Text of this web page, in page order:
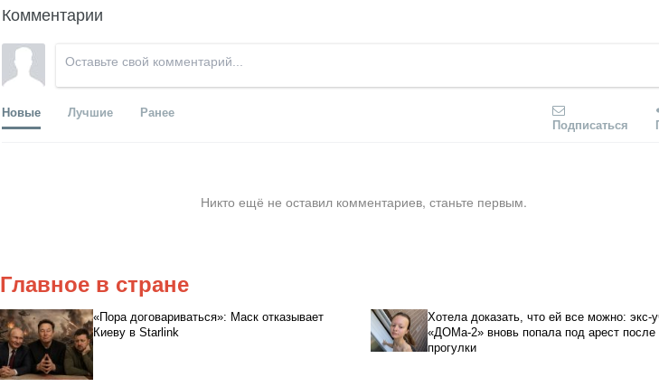
Комментарии
Новые Лучшие Ранее
Подписаться
Никто ещё не оставил комментариев, станьте первым.
Главное в стране
«Пора договариваться»: Маск отказывает
Киеву в Starlink
Хотела доказать, что ей все можно: экс-
«ДОМа-2» вновь попала под арест после
прогулки